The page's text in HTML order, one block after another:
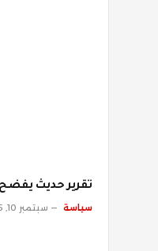
تقرير حديث يفضح
سياسة سبتمبر 10, 2025